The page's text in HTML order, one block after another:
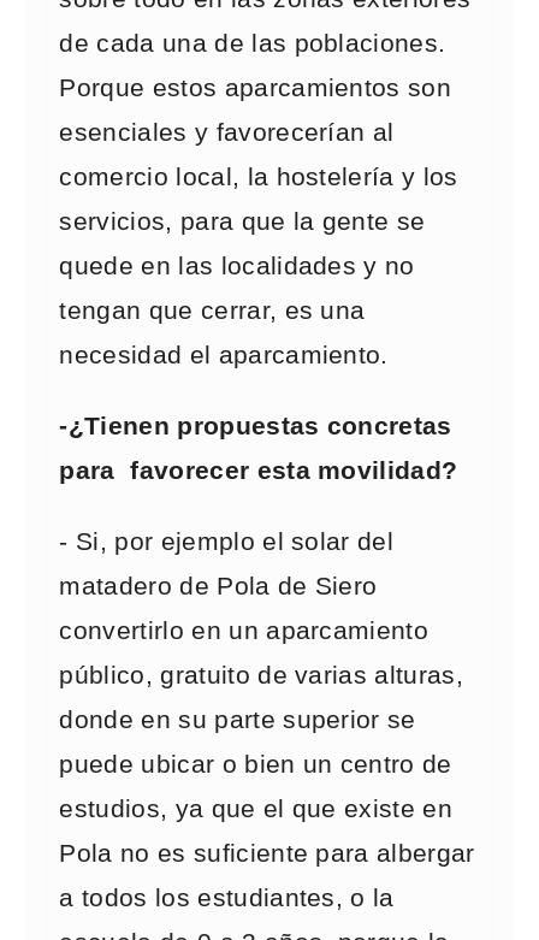
de cada una de las poblaciones.
Porque estos aparcamientos son
esenciales y favorecerían al
comercio local, la hostelería y los
servicios, para que la gente se
quede en las localidades y no
tengan que cerrar, es una
necesidad el aparcamiento.
-¿Tienen propuestas concretas
para favorecer esta movilidad?
- Si, por ejemplo el solar del
matadero de Pola de Siero
convertirlo en un aparcamiento
público, gratuito de varias alturas,
donde en su parte superior se
puede ubicar o bien un centro de
estudios, ya que el que existe en
Pola no es suficiente para albergar
a todos los estudiantes, o la